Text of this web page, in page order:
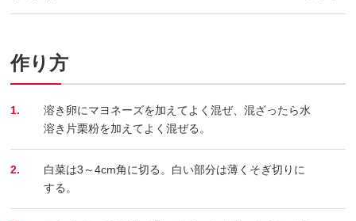
作り方
1.
溶き卵にマヨネーズを加えてよく混ぜ、混ざったら水
溶き片栗粉を加えてよく混ぜる。
2.
白菜は3～4cm角に切る。白い部分は薄くそぎ切りに
する。